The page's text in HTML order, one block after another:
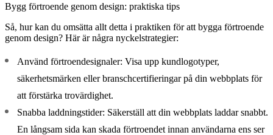
Bygg förtroende genom design: praktiska tips
Så, hur kan du omsätta allt detta i praktiken för att bygga förtroende
genom design? Här är några nyckelstrategier:
Använd förtroendesignaler: Visa upp kundlogotyper,
säkerhetsmärken eller branschcertifieringar på din webbplats för
att förstärka trovärdighet.
Snabba laddningstider: Säkerställ att din webbplats laddar snabbt.
En långsam sida kan skada förtroendet innan användarna ens ser